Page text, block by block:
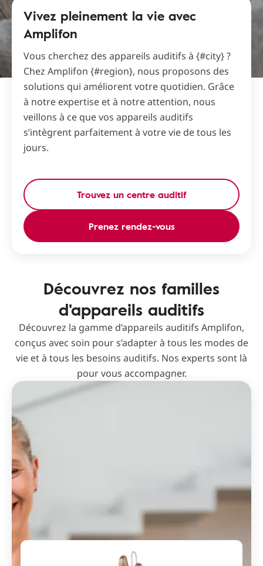
Vivez pleinement la vie avec
Amplifon
Vous cherchez des appareils auditifs à {#city} ?
Chez Amplifon {#region}, nous proposons des
solutions qui améliorent votre quotidien. Grâce
à notre expertise et à notre attention, nous
veillons à ce que vos appareils auditifs
s’intègrent parfaitement à votre vie de tous les
jours.
Trouvez un centre auditif
Prenez rendez-vous
Découvrez nos familles
d'appareils auditifs
Découvrez la gamme d’appareils auditifs Amplifon,
conçus avec soin pour s’adapter à tous les modes de
vie et à tous les besoins auditifs. Nos experts sont là
pour vous accompagner.